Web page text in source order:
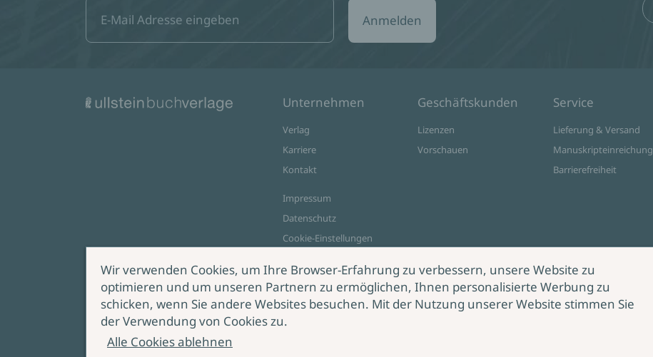
Anmelden
Unternehmen
Verlag
Karriere
Kontakt
Impressum
Datenschutz
Cookie-Einstellungen
Geschäftskunden
Lizenzen
Vorschauen
Service
Lieferung & Versand
Manuskripteinreichung
Barrierefreiheit
Zahlungsoptionen
Wir verwenden Cookies, um Ihre Browser-Erfahrung zu verbessern, unsere Website zu
optimieren und um unseren Partnern zu ermöglichen, Ihnen personalisierte Werbung zu
schicken, wenn Sie andere Websites besuchen. Mit der Nutzung unserer Website stimmen Sie
der Verwendung von Cookies zu.
Alle Cookies ablehnen